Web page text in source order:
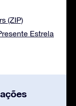
(ZIP)
Estrela